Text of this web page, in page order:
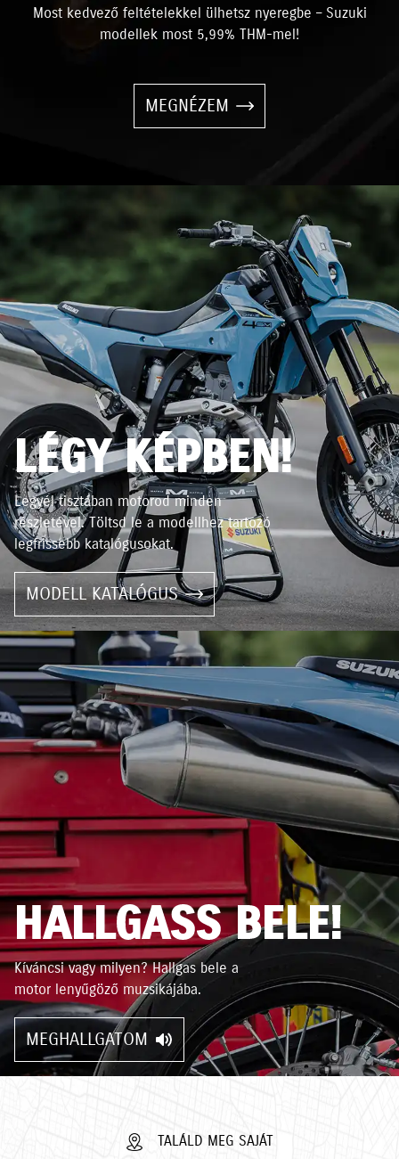
Most kedvező feltételekkel ülhetsz nyeregbe – Suzuki
modellek most 5,99% THM-mel!
MEGNÉZEM
LÉGY KÉPBEN!
Legyél tisztában motorod minden
részletével. Töltsd le a modellhez tartozó
legfrissebb katalógusokat.
MODELL KATALÓGUS
HALLGASS BELE!
Kíváncsi vagy milyen? Hallgas bele a
motor lenyűgöző muzsikájába.
MEGHALLGATOM
TALÁLD MEG SAJÁT